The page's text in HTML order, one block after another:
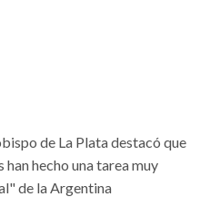
de La Plata destacó que
hecho una tarea muy
de la Argentina